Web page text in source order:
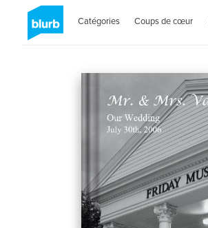
Catégories Coups de cœur